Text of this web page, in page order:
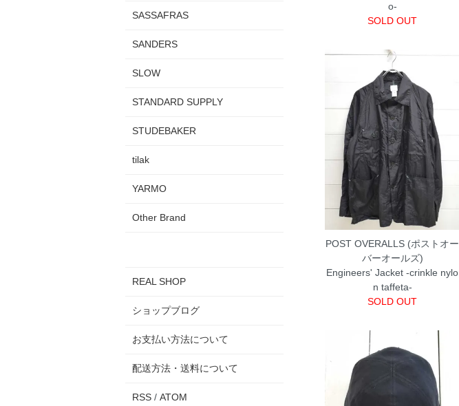
o-
SOLD OUT
POST OVERALLS (ポストオー
バーオールズ)
Engineers' Jacket -crinkle nylo
n taffeta-
SOLD OUT
SASSAFRAS
SANDERS
SLOW
STANDARD SUPPLY
STUDEBAKER
tilak
YARMO
Other Brand
REAL SHOP
ショップブログ
お支払い方法について
配送方法・送料について
RSS / ATOM